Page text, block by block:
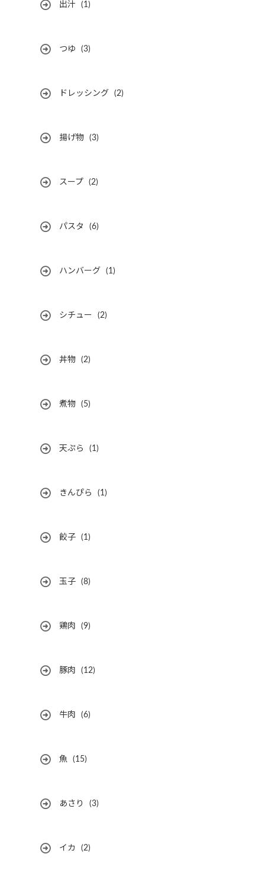
出汁 (1)
つゆ (3)
ドレッシング (2)
揚げ物 (3)
スープ (2)
パスタ (6)
ハンバーグ (1)
シチュー (2)
丼物 (2)
煮物 (5)
天ぷら (1)
きんぴら (1)
餃子 (1)
玉子 (8)
鶏肉 (9)
豚肉 (12)
牛肉 (6)
魚 (15)
あさり (3)
イカ (2)